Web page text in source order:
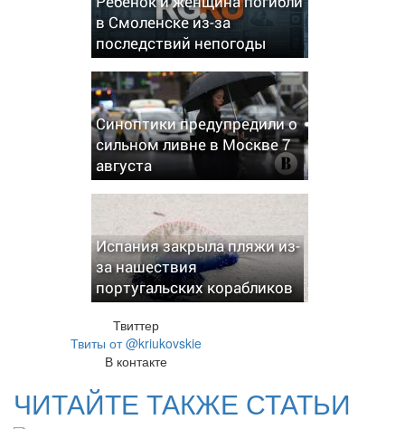
в Смоленске из-за
последствий непогоды
Синоптики предупредили о
сильном ливне в Москве 7
августа
Испания закрыла пляжи из-
за нашествия
португальских корабликов
Твиттер
Твиты от @kriukovskie
В контакте
ЧИТАЙТЕ ТАКЖЕ СТАТЬИ